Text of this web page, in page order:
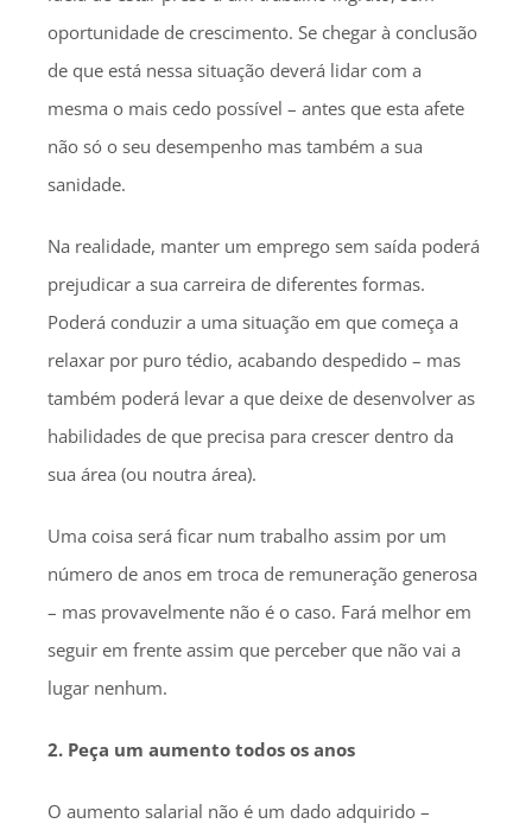
oportunidade de crescimento. Se chegar à conclusão
de que está nessa situação deverá lidar com a
mesma o mais cedo possível – antes que esta afete
não só o seu desempenho mas também a sua
sanidade.
Na realidade, manter um emprego sem saída poderá
prejudicar a sua carreira de diferentes formas.
Poderá conduzir a uma situação em que começa a
relaxar por puro tédio, acabando despedido – mas
também poderá levar a que deixe de desenvolver as
habilidades de que precisa para crescer dentro da
sua área (ou noutra área).
Uma coisa será ficar num trabalho assim por um
número de anos em troca de remuneração generosa
– mas provavelmente não é o caso. Fará melhor em
seguir em frente assim que perceber que não vai a
lugar nenhum.
2. Peça um aumento todos os anos
O aumento salarial não é um dado adquirido –